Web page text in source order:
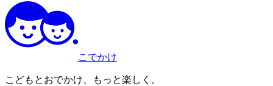
こでかけ
こどもとおでかけ、もっと楽しく。